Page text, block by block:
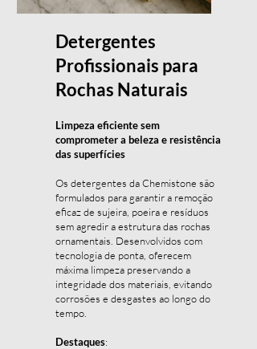
Detergentes
Profissionais para
Rochas Naturais
Limpeza eficiente sem
comprometer a beleza e resistência
das superfícies
Os detergentes da Chemistone são
formulados para garantir a remoção
eficaz de sujeira, poeira e resíduos
sem agredir a estrutura das rochas
ornamentais. Desenvolvidos com
tecnologia de ponta, oferecem
máxima limpeza preservando a
integridade dos materiais, evitando
corrosões e desgastes ao longo do
tempo.
Destaques: